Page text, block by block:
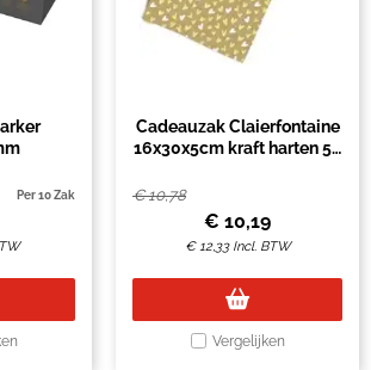
Per 10 Zak
Cadeauzak Claierfontaine
16x30x5cm kraft harten 50
€10,78
€ 10,19
€12,33 Incl. BTW
Vergelijken